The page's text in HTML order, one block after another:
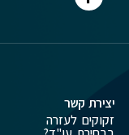
יצירת קשר
זקוקים לעזרה